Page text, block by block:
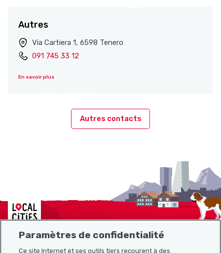
Autres
Via Cartiera 1, 6598 Tenero
091 745 33 12
En savoir plus
Autres contacts
Localcities
Paramètres de confidentialité
Ce site Internet et ses outils tiers recourent à des